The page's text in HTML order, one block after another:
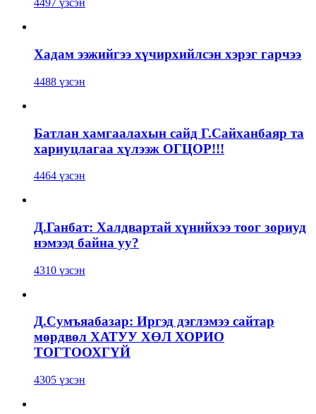
4497 үзсэн
Хадам ээжийгээ хүчирхийлсэн хэрэг гарчээ
4488 үзсэн
Батлан хамгаалахын сайд Г.Сайханбаяр та
хариуцлагаа хүлээж ОГЦОР!!!
4464 үзсэн
Д.Ганбат: Халдвартай хүнийхээ тоог зориуд
нэмээд байна уу?
4310 үзсэн
Д.Сумъяабазар: Иргэд дэглэмээ сайтар
мөрдвөл ХАТУУ ХӨЛ ХОРИО
ТОГТООХГҮЙ
4305 үзсэн